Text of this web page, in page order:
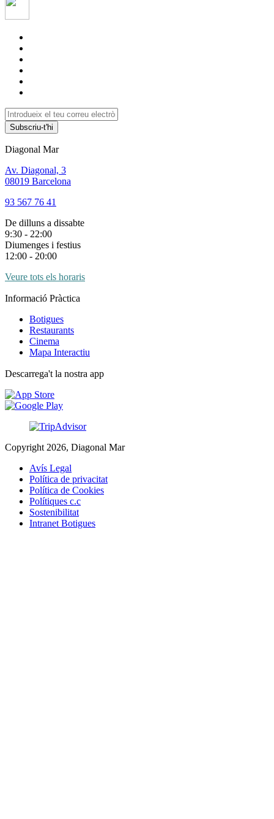
Subscriu-t'hi
Diagonal Mar
Av. Diagonal, 3
08019 Barcelona
93 567 76 41
De dilluns a dissabte
9:30 - 22:00
Diumenges i festius
12:00 - 20:00
Veure tots els horaris
Informació Pràctica
Botigues
Restaurants
Cinema
Mapa Interactiu
Descarrega't la nostra app
Copyright 2026, Diagonal Mar
Avís Legal
Política de privacitat
Política de Cookies
Polítiques c.c
Sostenibilitat
Intranet Botigues